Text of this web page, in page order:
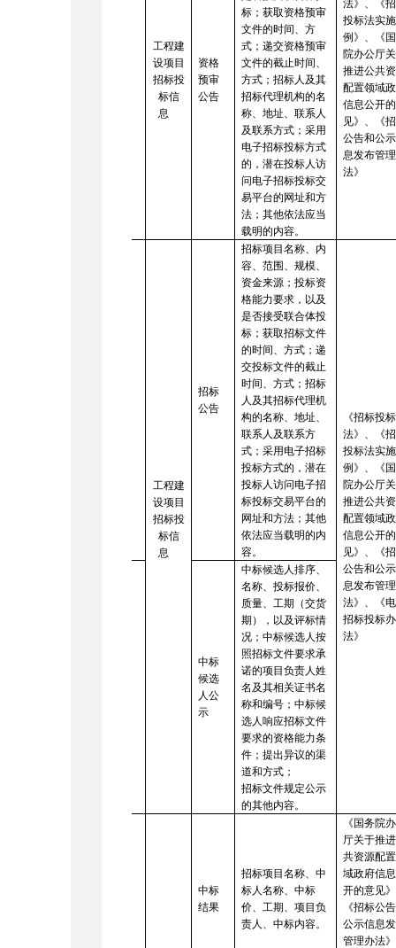
工程建
设项目
招标投
标信
息
资格
预审
公告
标；获取资格预审
文件的时间、方
式；递交资格预审
文件的截止时间、
方式；招标人及其
招标代理机构的名
称、地址、联系人
及联系方式；采用
电子招标投标方式
的，潜在投标人访
问电子招标投标交
易平台的网址和方
法；其他依法应当
载明的内容。
法》、《
投标法实
例》、《
院办公厅
推进公共
配置领域
信息公开
见》、《
公告和公
息发布管
法》
工程建
设项目
招标投
标信
息
招标
公告
招标项目名称、内
容、范围、规模、
资金来源；投标资
格能力要求，以及
是否接受联合体投
标；获取招标文件
的时间、方式；递
交投标文件的截止
时间、方式；招标
人及其招标代理机
构的名称、地址、
联系人及联系方
式；采用电子招标
投标方式的，潜在
投标人访问电子招
标投标交易平台的
网址和方法；其他
依法应当载明的内
容。
《招标投标
法》、《
投标法实
例》、《
院办公厅
推进公共
配置领域
信息公开
见》、《
公告和公
息发布管
法》、《
招标投标办
法》
中标
候选
人公
示
中标候选人排序、
名称、投标报价、
质量、工期（交货
期），以及评标情
况；中标候选人按
照招标文件要求承
诺的项目负责人姓
名及其相关证书名
称和编号；中标候
选人响应招标文件
要求的资格能力条
件；提出异议的渠
道和方式；
招标文件规定公示
的其他内容。
中标
结果
招标项目名称、中
标人名称、中标
价、工期、项目负
责人、中标内容。
《国务院
厅关于推
共资源配
域政府信
开的意见
《招标公
公示信息
管理办法